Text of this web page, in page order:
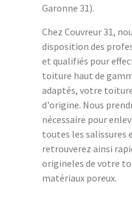
Garonne 31).
Chez Couvreur 31,
disposition des
et qualifiés pour
toiture haut de
adaptés, votre
d'origine. Nous
nécessaire pour
toutes les
retrouverez ainsi
origineles de votre
matériaux poreux.